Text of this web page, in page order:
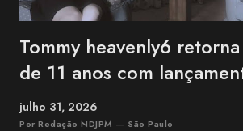
Tommy heavenly6
de 11 anos com
julho 31, 2026
Por Redação NDJPM — São Paulo